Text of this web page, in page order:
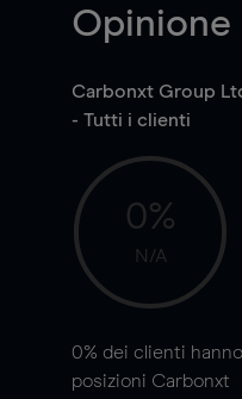
Carbonxt Group
- Tutti i clienti
0%
N/A
0% dei clienti hanno
posizioni Carbonxt